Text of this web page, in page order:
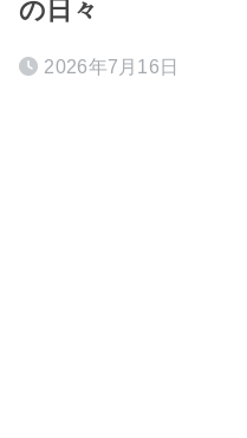
の日々
2026年7月16日